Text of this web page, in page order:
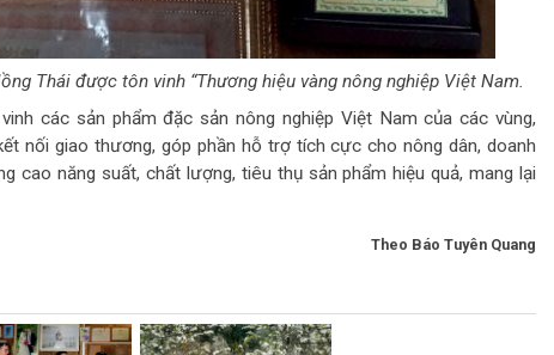
Thái được tôn vinh “Thương hiệu vàng nông nghiệp Việt Nam.
các sản phẩm đặc sản nông nghiệp Việt Nam của các vùng,
nối giao thương, góp phần hỗ trợ tích cực cho nông dân, doanh
cao năng suất, chất lượng, tiêu thụ sản phẩm hiệu quả, mang lại
Theo Báo Tuyên Quang